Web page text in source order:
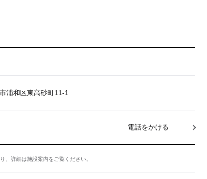
浦和区東高砂町11-1
電話をかける
、詳細は施設案内をご覧ください。